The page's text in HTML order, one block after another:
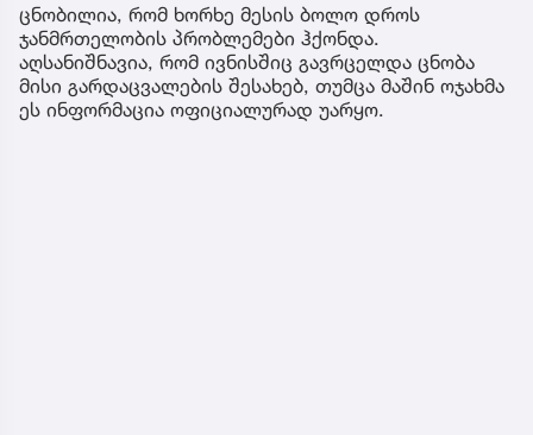
ცნობილია, რომ ხორხე მესის ბოლო დროს
ჯანმრთელობის პრობლემები ჰქონდა.
აღსანიშნავია, რომ ივნისშიც გავრცელდა ცნობა
მისი გარდაცვალების შესახებ, თუმცა მაშინ ოჯახმა
ეს ინფორმაცია ოფიციალურად უარყო.